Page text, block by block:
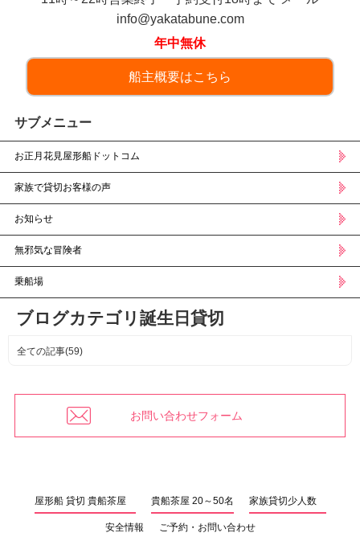
info@yakatabune.com
年中無休
船主概要はこちら
サブメニュー
お正月花見屋形船ドットコム
家族で貸切お客様の声
お知らせ
無邪気な冒険者
乗船場
ブログカテゴリ誕生日貸切
全ての記事(59)
お問い合わせフォーム
屋形船 貸切 貴船茶屋 貴船茶屋 20～50名 家族貸切少人数
安全情報 ご予約・お問い合わせ